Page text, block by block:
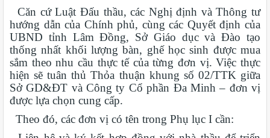
Căn cứ Luật Đấu thầu, các Nghị định và Thông tư
hướng dẫn của Chính phủ, cùng các Quyết định của
UBND tỉnh Lâm Đồng, Sở Giáo dục và Đào tạo
thống nhất khối lượng bàn, ghế học sinh được mua
sắm theo nhu cầu thực tế của từng đơn vị. Việc thực
hiện sẽ tuân thủ Thỏa thuận khung số 02/TTK giữa
Sở GD&ĐT và Công ty Cổ phần Đa Minh – đơn vị
được lựa chọn cung cấp.
Theo đó, các đơn vị có tên trong Phụ lục I cần: